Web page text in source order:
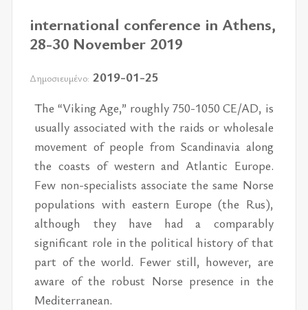
international conference in Athens,
28-30 November 2019
Δημοσιευμένο: 2019-01-25
The “Viking Age,” roughly 750-1050 CE/​AD, is
usually associated with the raids or wholesale
movement of people from Scandinavia along
the coasts of western and Atlantic Europe.
Few non-specialists associate the same Norse
populations with eastern Europe (the Rus),
although they have had a comparably
significant role in the political history of that
part of the world. Fewer still, however, are
aware of the robust Norse presence in the
Mediterranean.